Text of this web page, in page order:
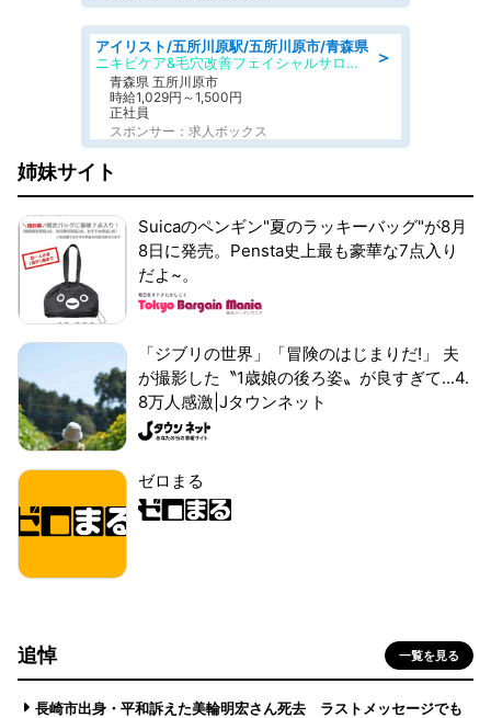
＞
アイリスト/五所川原駅/五所川原市/青森県
ニキビケア&毛穴改善フェイシャルサロン BELDAD
青森県 五所川原市
時給1,029円～1,500円
正社員
スポンサー：求人ボックス
姉妹サイト
Suicaのペンギン"夏のラッキーバッグ"が8月
8日に発売。Pensta史上最も豪華な7点入り
だよ~。
「ジブリの世界」「冒険のはじまりだ!」 夫
が撮影した〝1歳娘の後ろ姿〟が良すぎて...4.
8万人感激|Jタウンネット
ゼロまる
追悼 一覧を見る
長崎市出身・平和訴えた美輪明宏さん死去 ラストメッセージでも